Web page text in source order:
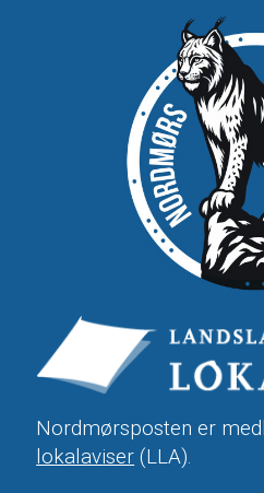
Nordmørsposten er
lokalaviser (LLA).